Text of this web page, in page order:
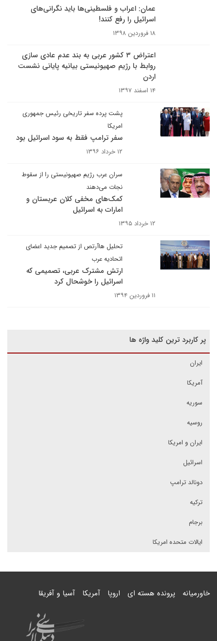
عمان: اعراب و فلسطینی‌ها باید نگرانی‌های
اسرائیل را رفع کنند!
۱۸ فروردین ۱۳۹۸
اعتراض ۳ کشور عربی به بند عدم عادی سازی
روابط با رژیم صهیونیستی بیانیه پایانی نشست
اردن
۱۴ اسفند ۱۳۹۷
پشت پرده سفر تاریخی رئیس جمهوری
امریکا
سفر ترامپ فقط به سود اسرائیل بود
۱۲ خرداد ۱۳۹۶
سران عرب رژیم صهیونیستی را از سقوط
نجات می‌دهند
کمک‌های مخفی کلان عربستان و
امارات به اسرائیل
۱۲ خرداد ۱۳۹۵
تحلیل هاآرتص از تصمیم جدید اعضای
اتحادیه عرب
ارتش مشترک عربی، تصمیمی که
اسرائیل را خوشحال کرد
۱۱ فروردین ۱۳۹۴
پر کاربرد ترین کلید واژه ها
ایران
آمریکا
سوریه
روسیه
ایران و امریکا
اسرائیل
دونالد ترامپ
ترکیه
برجام
ایالات متحده امریکا
خاورمیانه پرونده هسته ای اروپا آمریکا آسیا و آفریقا